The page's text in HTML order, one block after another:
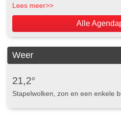
Lees meer>>
Alle
Weer
21,2°
Stapelwolken, zon en een enkele